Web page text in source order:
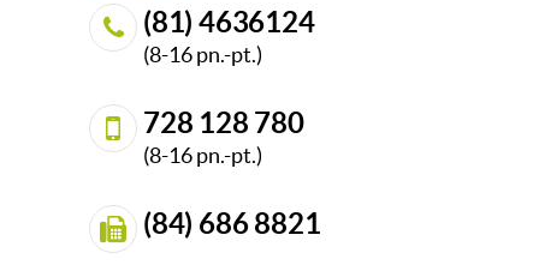
(81) 4636124
(8-16 pn.-pt.)
728 128 780
(8-16 pn.-pt.)
(84) 686 8821